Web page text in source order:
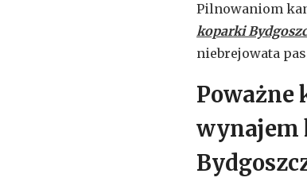
Pilnowaniom
koparki
niebrejowata
Poważne
wynajem